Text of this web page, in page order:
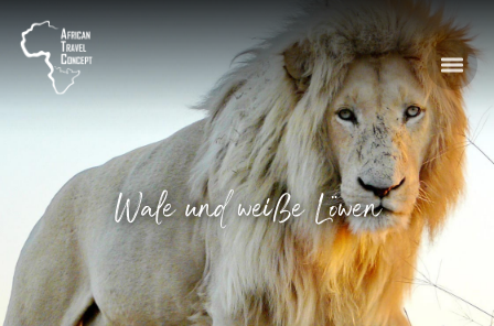
Wale und weiße Löwen